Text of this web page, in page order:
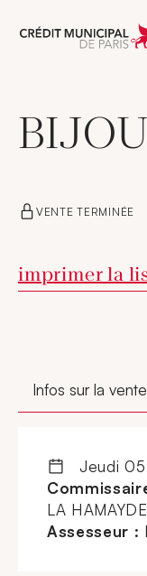
VENTE TERMINÉE
Nouvelle
imprimer la
Infos sur la
jeudi
LA HAMAYDE
Assesseur :